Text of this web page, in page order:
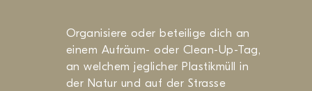
Organisiere oder beteilige dich an
einem Aufräum- oder Clean-Up-Tag,
an welchem jeglicher Plastikmüll in
der Natur und auf der Strasse